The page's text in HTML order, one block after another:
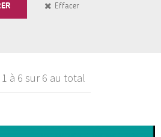
Effacer
à 6 sur 6 au total